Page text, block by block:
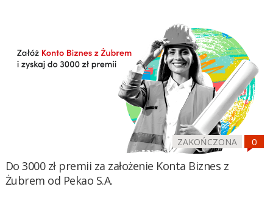
ZAKOŃCZONA
Do 3000 zł premii za założenie Konta Biznes z
Żubrem od Pekao S.A.